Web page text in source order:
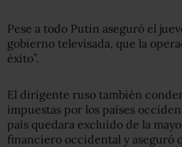
Pese a todo Putin aseguró el
gobierno televisada, que la
éxito”.
El dirigente ruso también
impuestas por los países
país quedara excluido de la
financiero occidental y aseguró